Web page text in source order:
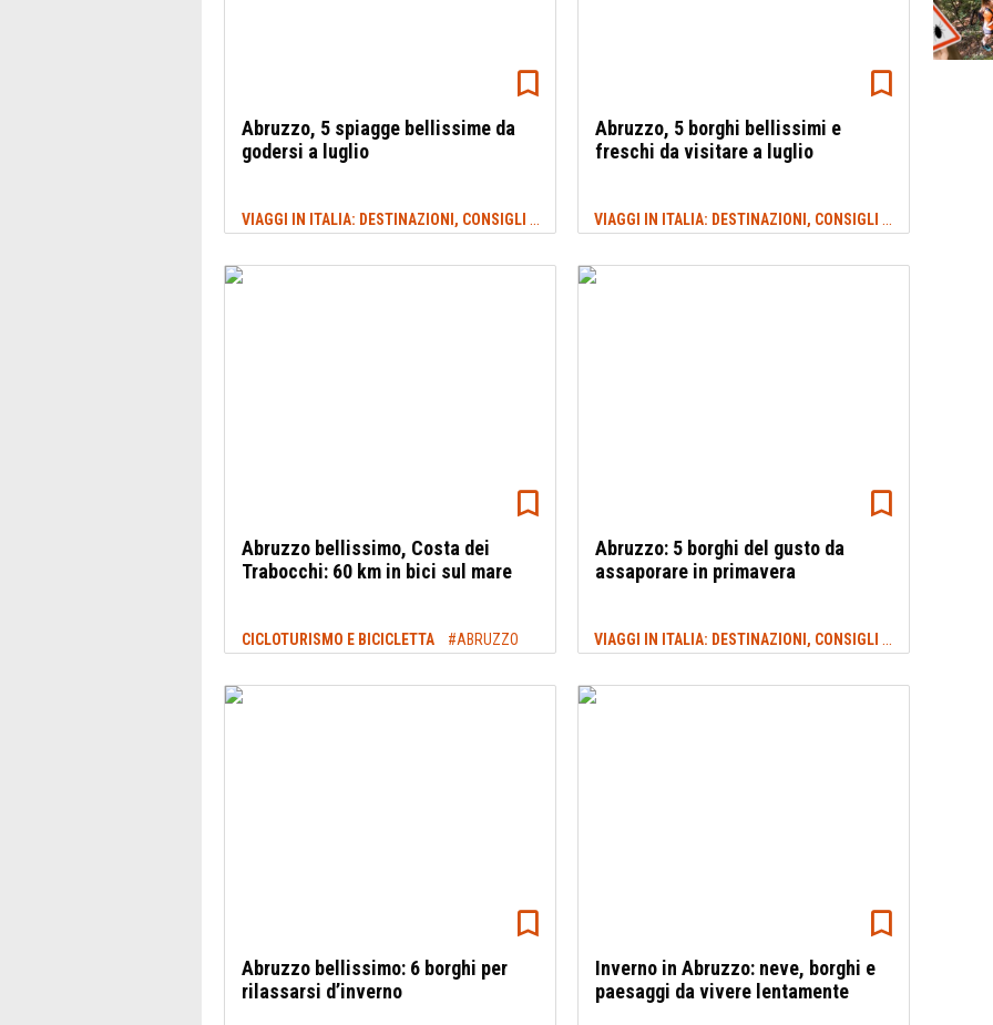
Abruzzo, 5 spiagge bellissime da
godersi a luglio
VIAGGI IN ITALIA: DESTINAZIONI, CONSIGLI E IDEE DI VIAGGIO #SPIAGGE
Abruzzo, 5 borghi bellissimi e
freschi da visitare a luglio
VIAGGI IN ITALIA: DESTINAZIONI, CONSIGLI E IDEE DI VIAGGIO
Abruzzo bellissimo, Costa dei
Trabocchi: 60 km in bici sul mare
CICLOTURISMO E BICICLETTA #ABRUZZO
Abruzzo: 5 borghi del gusto da
assaporare in primavera
VIAGGI IN ITALIA: DESTINAZIONI, CONSIGLI E IDEE DI VIAGGIO
Abruzzo bellissimo: 6 borghi per
rilassarsi d’inverno
Inverno in Abruzzo: neve, borghi e
paesaggi da vivere lentamente